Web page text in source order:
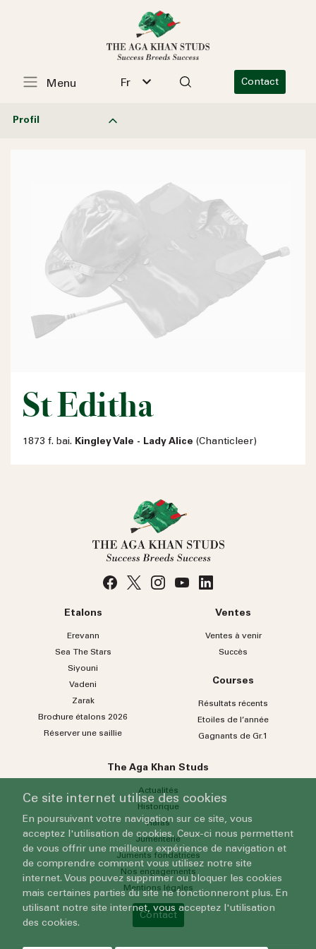
Fr Contact
Menu
Profil
St Editha
1873 f. bai. Kingley Vale - Lady Alice (Chanticleer)
Etalons
Erevann
Sea TheStars
Siyouni
Vadeni
Zarak
Brochure étalons 2026
Réserver une saillie
Ventes
Ventes à venir
Succès
Courses
Résultats récents
Etoiles de l’année
Gagnants de Gr.1
The Aga Khan Studs
Actualités
Historique
Haras
Jumenterie
Juments fondatrices
Nos engagements
Mentions légales
Contact
Ce site internet utilise des cookies
En poursuivant votre navigation sur ce site, vous
acceptez l'utilisation de cookies. Ceux-ci nous permettent
de vous offrir une meilleure expérience de navigation et
de comprendre comment vous utilisez notre site
internet. Vous pouvez supprimer ou bloquer les cookies
mais certaines parties du site ne fonctionneront plus. En
utilisant notre site internet, vous acceptez l'utilisation
des cookies.